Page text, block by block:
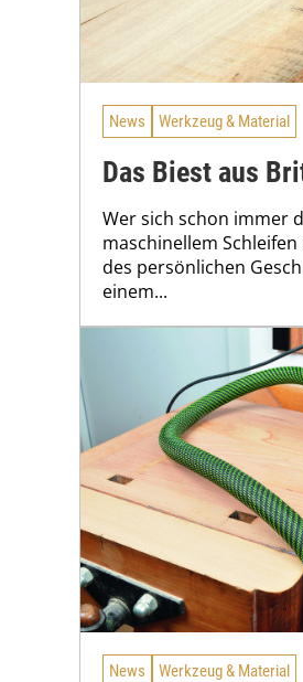
News Werkzeug & Material
Das Biest aus
Wer sich schon immer
maschinellem
des persönlichen
einem...
News Werkzeug & Material